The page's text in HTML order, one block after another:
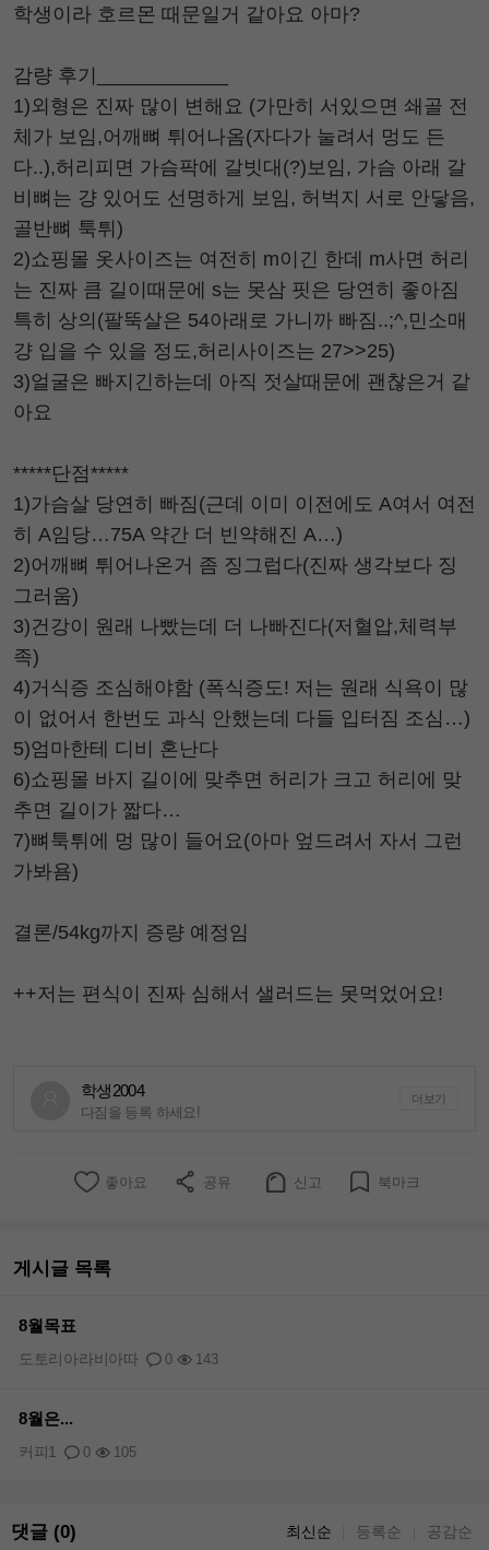
학생이라 호르몬 때문일거 같아요 아마?
감량 후기____________
1)외형은 진짜 많이 변해요 (가만히 서있으면 쇄골 전
체가 보임,어깨뼈 튀어나옴(자다가 눌려서 멍도 든
다..),허리피면 가슴팍에 갈빗대(?)보임, 가슴 아래 갈
비뼈는 걍 있어도 선명하게 보임, 허벅지 서로 안닿음,
골반뼈 툭튀)
2)쇼핑몰 옷사이즈는 여전히 m이긴 한데 m사면 허리
는 진짜 큼 길이때문에 s는 못삼 핏은 당연히 좋아짐
특히 상의(팔뚝살은 54아래로 가니까 빠짐..;^,민소매
걍 입을 수 있을 정도,허리사이즈는 27>>25)
3)얼굴은 빠지긴하는데 아직 젓살때문에 괜찮은거 같
아요
*****단점*****
1)가슴살 당연히 빠짐(근데 이미 이전에도 A여서 여전
히 A임당…75A 약간 더 빈약해진 A…)
2)어깨뼈 튀어나온거 좀 징그럽다(진짜 생각보다 징
그러움)
3)건강이 원래 나빴는데 더 나빠진다(저혈압,체력부
족)
4)거식증 조심해야함 (폭식증도! 저는 원래 식욕이 많
이 없어서 한번도 과식 안했는데 다들 입터짐 조심…)
5)엄마한테 디비 혼난다
6)쇼핑몰 바지 길이에 맞추면 허리가 크고 허리에 맞
추면 길이가 짧다…
7)뼈툭튀에 멍 많이 들어요(아마 엎드려서 자서 그런
가봐욤)
결론/54kg까지 증량 예정임
++저는 편식이 진짜 심해서 샐러드는 못먹었어요!
학생2004
다짐을 등록 하세요!
더보기
좋아요 공유 신고 북마크
게시글 목록
8월목표
0 143
도토리아라비아따
8월은...
0 105
커피1
댓글 (0) 최신순 등록순 공감순